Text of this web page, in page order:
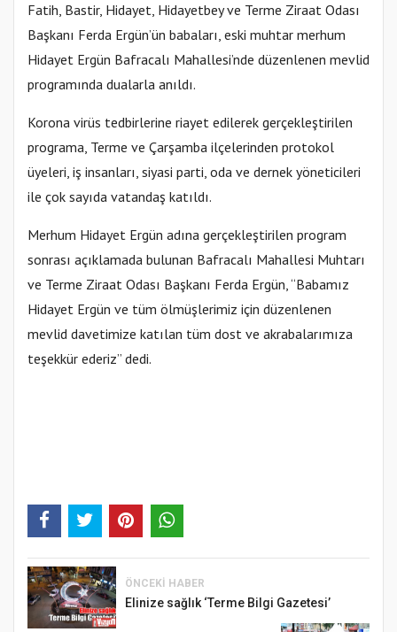
Fatih, Bastir, Hidayet, Hidayetbey ve Terme Ziraat Odası
Başkanı Ferda Ergün’ün babaları, eski muhtar merhum
Hidayet Ergün Bafracalı Mahallesi’nde düzenlenen mevlid
programında dualarla anıldı.
Korona virüs tedbirlerine riayet edilerek gerçekleştirilen
programa, Terme ve Çarşamba ilçelerinden protokol
üyeleri, iş insanları, siyasi parti, oda ve dernek yöneticileri
ile çok sayıda vatandaş katıldı.
Merhum Hidayet Ergün adına gerçekleştirilen program
sonrası açıklamada bulunan Bafracalı Mahallesi Muhtarı
ve Terme Ziraat Odası Başkanı Ferda Ergün, “Babamız
Hidayet Ergün ve tüm ölmüşlerimiz için düzenlenen
mevlid davetimize katılan tüm dost ve akrabalarımıza
teşekkür ederiz” dedi.
ÖNCEKI HABER
Elinize sağlık ‘Terme Bilgi Gazetesi’